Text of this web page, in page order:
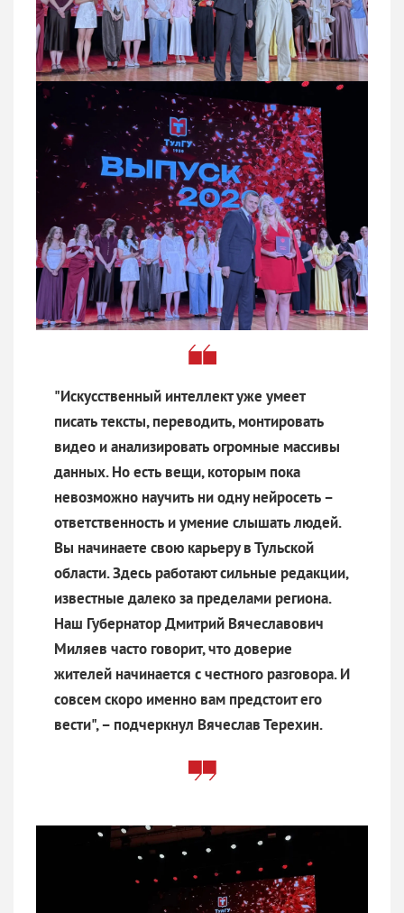
"Искусственный интеллект уже умеет
писать тексты, переводить, монтировать
видео и анализировать огромные массивы
данных. Но есть вещи, которым пока
невозможно научить ни одну нейросеть –
ответственность и умение слышать людей.
Вы начинаете свою карьеру в Тульской
области. Здесь работают сильные редакции,
известные далеко за пределами региона.
Наш Губернатор Дмитрий Вячеславович
Миляев часто говорит, что доверие
жителей начинается с честного разговора. И
совсем скоро именно вам предстоит его
вести", – подчеркнул Вячеслав Терехин.